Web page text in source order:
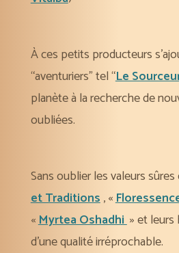
À ces petits producteurs
“aventuriers” tel “Le
planète à la recherche de
oubliées.
Sans oublier les valeurs
et Traditions, «
«Myrtea Oshadhi» et leurs
d’une qualité irréprochable.